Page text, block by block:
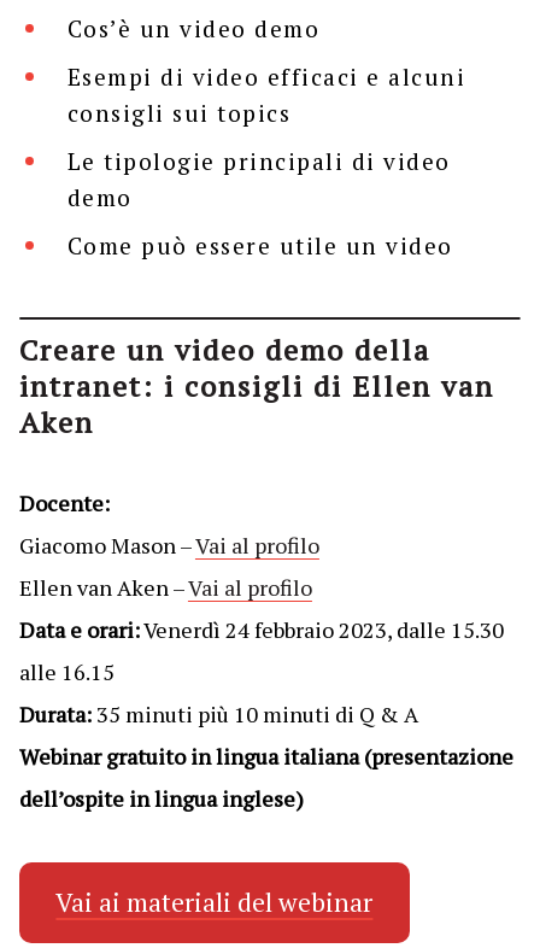
Cos’è un video demo
Esempi di video efficaci e alcuni
consigli sui topics
Le tipologie principali di video
demo
Come può essere utile un video
Creare un video demo della
intranet: i consigli di Ellen van
Aken
Docente:
Giacomo Mason –Vai al profilo
Ellen van Aken –Vai al profilo
Data e orari:Venerdì 24 febbraio 2023, dalle 15.30
alle 16.15
Durata:35 minuti più 10 minuti di Q & A
Webinar gratuito in lingua italiana (presentazione
dell’ospite in lingua inglese)
Vai ai materiali del webinar